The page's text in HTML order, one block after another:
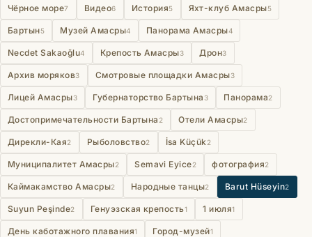
Чёрное море7 Видео6 История5 Яхт-клуб Амасры5
Бартын5 Музей Амасры4 Панорама Амасры4
Necdet Sakaoğlu4 Крепость Амасры3 Дрон3
Архив моряков3 Смотровые площадки Амасры3
Лицей Амасры3 Губернаторство Бартына3 Панорама2
Достопримечательности Бартына 2 Отели Амасры2
Дирекли-Кая2 Рыболовство2 İsa Küçük2
Муниципалитет Амасры2 Semavi Eyice2 фотография2
Каймакамство Амасры2 Народные танцы2 Barut Hüseyin2
Suyun Peşinde2 Генуэзская крепость1 1 июля1
День каботажного плавания1 Город-музей1